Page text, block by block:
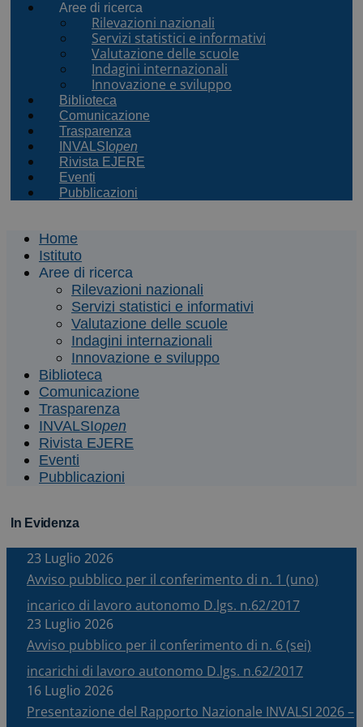
Aree di ricerca
Rilevazioni nazionali
Servizi statistici e informativi
Valutazione delle scuole
Indagini internazionali
Innovazione e sviluppo
Biblioteca
Comunicazione
Trasparenza
INVALSI open
Rivista EJERE
Eventi
Pubblicazioni
Home
Istituto
Aree di ricerca
Rilevazioni nazionali
Servizi statistici e informativi
Valutazione delle scuole
Indagini internazionali
Innovazione e sviluppo
Biblioteca
Comunicazione
Trasparenza
INVALSIopen
Rivista EJERE
Eventi
Pubblicazioni
In Evidenza
23 Luglio 2026
Avviso pubblico per il conferimento di n. 1 (uno)
incarico di lavoro autonomo D.lgs. n.62/2017
23 Luglio 2026
Avviso pubblico per il conferimento di n. 6 (sei)
incarichi di lavoro autonomo D.lgs. n.62/2017
16 Luglio 2026
Presentazione del Rapporto Nazionale INVALSI 2026 –